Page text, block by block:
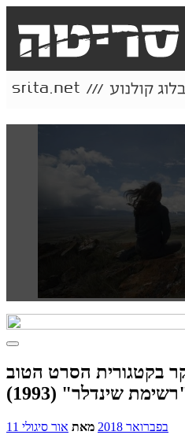
בקטגורית הסרט הטוב
11 בפברואר 2018 מאת אור סיגולי